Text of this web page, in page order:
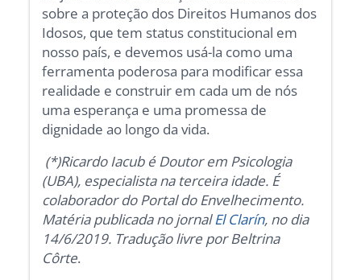
sobre a proteção dos Direitos Humanos dos
Idosos, que tem status constitucional em
nosso país, e devemos usá-la como uma
ferramenta poderosa para modificar essa
realidade e construir em cada um de nós
uma esperança e uma promessa de
dignidade ao longo da vida.
(*)Ricardo Iacub é Doutor em Psicologia
(UBA), especialista na terceira idade. É
colaborador do Portal do Envelhecimento.
Matéria publicada no jornalEl Clarín, no dia
14/6/2019. Tradução livre por Beltrina
Côrte.